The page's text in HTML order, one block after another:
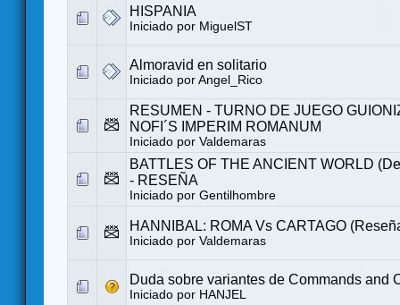
HISPANIA
Iniciado por MiguelST
Almoravid en solitario
Iniciado por Angel_Rico
RESUMEN - TURNO DE JUEGO
NOFI´S IMPERIM ROMANUM
Iniciado por Valdemaras
BATTLES OF THE ANCIENT WORLD
- RESEÑA
Iniciado por Gentilhombre
HANNIBAL: ROMA Vs CARTAGO
Iniciado por Valdemaras
Duda sobre variantes de Commands and
Iniciado por HANJEL